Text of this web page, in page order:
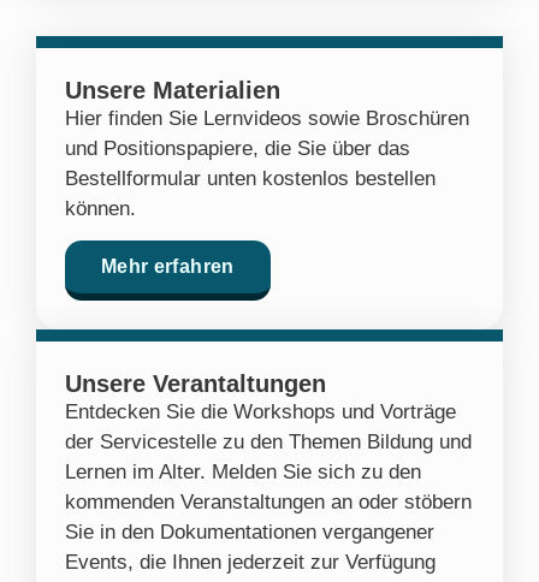
Unsere Materialien
Hier finden Sie Lernvideos sowie Broschüren
und Positionspapiere, die Sie über das
Bestellformular unten kostenlos bestellen
können.
Mehr erfahren
Unsere Verantaltungen
Entdecken Sie die Workshops und Vorträge
der Servicestelle zu den Themen Bildung und
Lernen im Alter. Melden Sie sich zu den
kommenden Veranstaltungen an oder stöbern
Sie in den Dokumentationen vergangener
Events, die Ihnen jederzeit zur Verfügung